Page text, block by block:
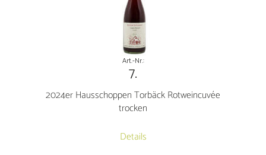
Art.-Nr.:
7.
2024er Hausschoppen Torbäck Rotweincuvée
trocken
Details